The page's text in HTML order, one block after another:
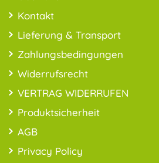
Kontakt
Lieferung & Transport
Zahlungsbedingungen
Widerrufsrecht
VERTRAG WIDERRUFEN
Produktsicherheit
AGB
Privacy Policy